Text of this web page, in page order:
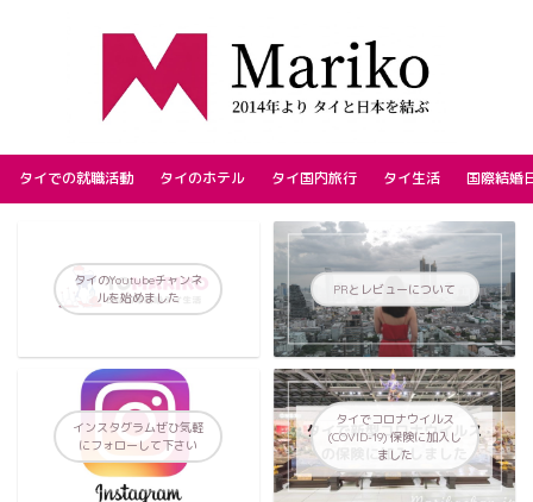
タイでの就職活動 タイのホテル タイ国内旅行 タイ生活 国際結婚
タイのYoutubeチャンネ
ルを始めました
PRとレビューについて
インスタグラムぜひ気軽
にフォローして下さい
タイでコロナウイルス
(COVID-19) 保険に加入し
ました